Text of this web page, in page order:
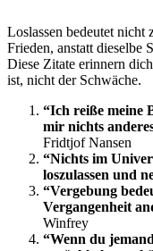
Loslassen bedeutet nicht
Frieden, anstatt dieselbe
Diese Zitate erinnern
ist, nicht der Schwäche.
“Ich reiße
mir nichts
Fridtjof Nansen
“Nichts im
loszulassen und
“Vergebung
Vergangenheit
Winfrey
“Wenn du